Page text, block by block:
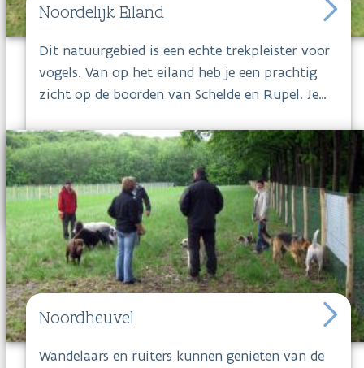
Noordelijk Eiland
Dit natuurgebied is een echte trekpleister voor
vogels. Van op het eiland heb je een prachtig
zicht op de boorden van Schelde en Rupel. Je
of wandelen en genieten van al dat moois. Bij
de aanleg van de Nieuwe Zeesluis ontstond het
eiland tussen de oude en de nieuwe loop van
het Zeekanaal en de Rupel.
Noordelijk
Eilandheeft een gevarieerd landschap met een
afwisseling van wilgenstruwelen, kruidenrijk
grasland, zandduinen, slikplaten en
zoetwaterpartijen.
Noordheuvel
Wandelaars en ruiters kunnen genieten van de